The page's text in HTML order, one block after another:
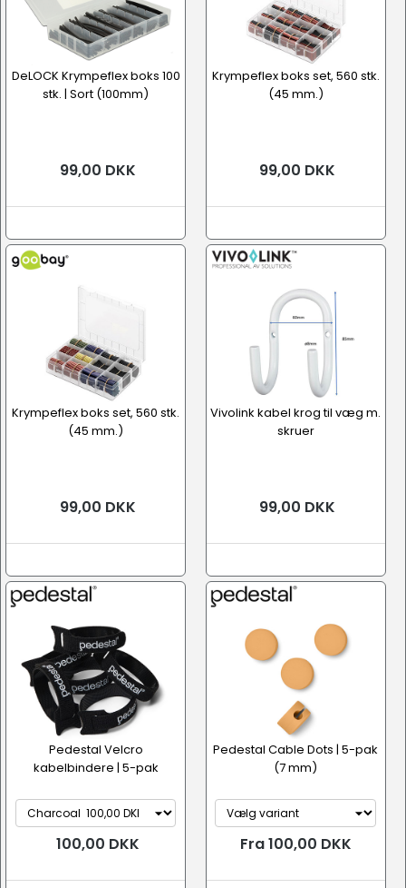
DeLOCK Krympeflex boks 100
stk. | Sort (100mm)
99,00 DKK
Krympeflex boks set, 560 stk.
(45 mm.)
99,00 DKK
Krympeflex boks set, 560 stk.
(45 mm.)
99,00 DKK
Vivolink kabel krog til væg m.
skruer
99,00 DKK
Pedestal Velcro
kabelbindere | 5-pak
100,00 DKK
Pedestal Cable Dots | 5-pak
(7 mm)
Fra 100,00 DKK